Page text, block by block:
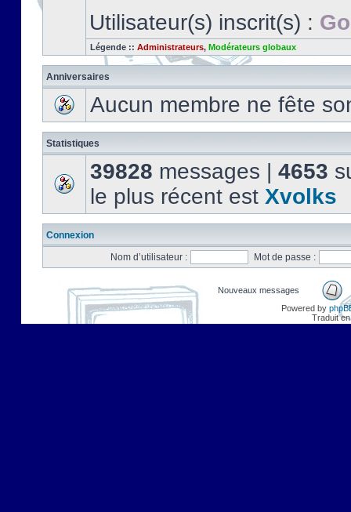
Utilisateur(s) inscrit(s) :
Légende :: Administrateurs, Modérateurs globaux
Anniversaires
Aucun membre ne fête
Statistiques
39828 messages | 4653
le plus récent est Xvolks
Connexion
Nom d’utilisateur :
Mot de passe :
Nouveaux messages
Powered by
Traduit